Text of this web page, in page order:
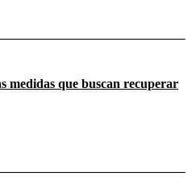
medidas que buscan recuperar